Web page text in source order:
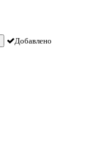
Добавлено